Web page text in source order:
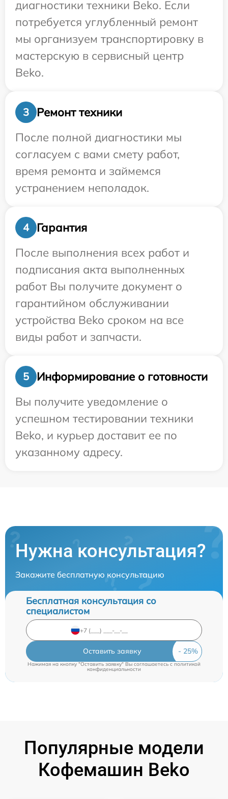
диагностики техники Beko. Если
потребуется углубленный ремонт
мы организуем транспортировку в
мастерскую в сервисный центр
Beko.
3
Ремонт техники
После полной диагностики мы
согласуем с вами смету работ,
время ремонта и займемся
устранением неполадок.
4
Гарантия
После выполнения всех работ и
подписания акта выполненных
работ Вы получите документ о
гарантийном обслуживании
устройства Beko сроком на все
виды работ и запчасти.
5
Информирование о готовности
Вы получите уведомление о
успешном тестировании техники
Beko, и курьер доставит ее по
указанному адресу.
Нужна консультация?
Закажите бесплатную консультацию
Бесплатная консультация со
специалистом
Оставить заявку
Нажимая на кнопку "Оставить заявку" Вы соглашаетесь c политикой
конфиденциальности
Популярные модели
Кофемашин Beko